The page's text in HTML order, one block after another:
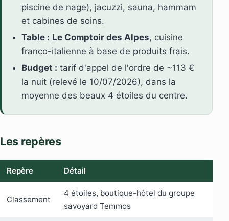
piscine de nage), jacuzzi, sauna, hammam
et cabines de soins.
Table : Le Comptoir des Alpes, cuisine
franco-italienne à base de produits frais.
Budget : tarif d'appel de l'ordre de ~113 €
la nuit (relevé le 10/07/2026), dans la
moyenne des beaux 4 étoiles du centre.
Les repères
Repère Détail
Classement
4 étoiles, boutique-hôtel du groupe
savoyard Temmos